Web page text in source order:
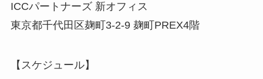
ICCパートナーズ 新オフィス
東京都千代田区麹町3-2-9 麹町PREX4階
【スケジュール】